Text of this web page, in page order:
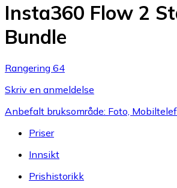
Insta360 Flow 2
Bundle
Rangering 64
Skriv en anmeldelse
Anbefalt bruksområde: Foto,
Priser
Innsikt
Prishistorikk